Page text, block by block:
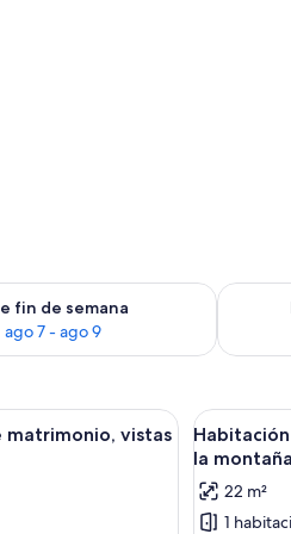
fin de semana
ago 7 - ago 9
para este fin de
espejo, una ventana con persianas y
de hotel con dos camas, un escritorio
matrimonio, vistas
Abrir
todas
las
fotos
2
la montaña
22 m²
1